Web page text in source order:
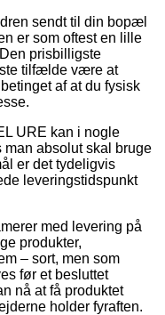
sendt til din bopæl
er som oftest en lille
prisbilligste
tilfælde være at
af at du fysisk
URE kan i nogle
absolut skal bruge
er det tydeligvis
leveringstidspunkt
med levering på
produkter,
– sort, men som
før et besluttet
nå at få produktet
holder fyraften.